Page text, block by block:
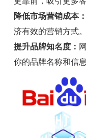
降低市场营销成本
济有效的营销方式。
提升品牌知名度：
你的品牌名称和信